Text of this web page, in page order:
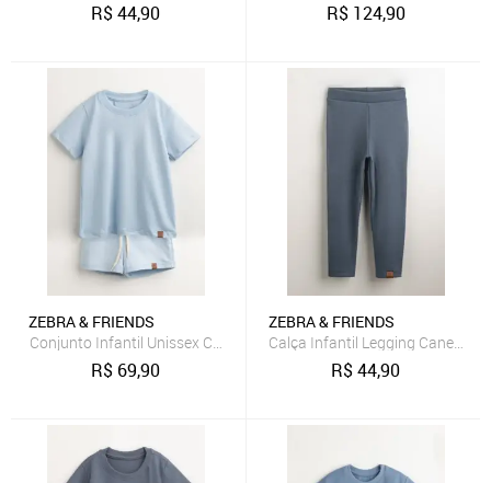
R$44,90 R$ 124,90
ZEBRA & FRIENDS
Conjunto Infantil Unissex Com Camiseta e Short Azul Claro
R$ 69,90
ZEBRA & FRIENDS
Calça Infantil Legging Canelada
R$44,90